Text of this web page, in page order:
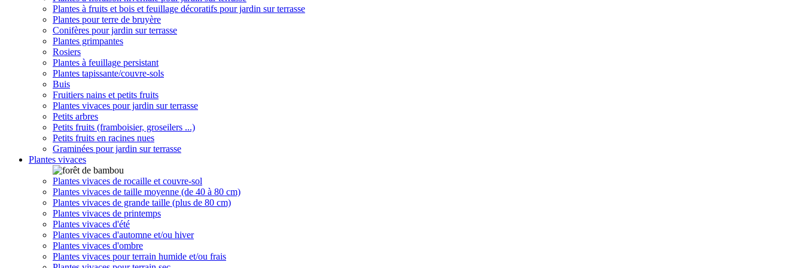
Plantes à fruits et bois et feuillage décoratifs pour jardin sur terrasse
Plantes pour terre de bruyère
Conifères pour jardin sur terrasse
Plantes grimpantes
Rosiers
Plantes à feuillage persistant
Plantes tapissante/couvre-sols
Buis
Fruitiers nains et petits fruits
Plantes vivaces pour jardin sur terrasse
Petits arbres
Petits fruits (framboisier, groseilers ...)
Petits fruits en racines nues
Graminées pour jardin sur terrasse
Plantes vivaces
Plantes vivaces de rocaille et couvre-sol
Plantes vivaces de taille moyenne (de 40 à 80 cm)
Plantes vivaces de grande taille (plus de 80 cm)
Plantes vivaces de printemps
Plantes vivaces d'été
Plantes vivaces d'automne et/ou hiver
Plantes vivaces d'ombre
Plantes vivaces pour terrain humide et/ou frais